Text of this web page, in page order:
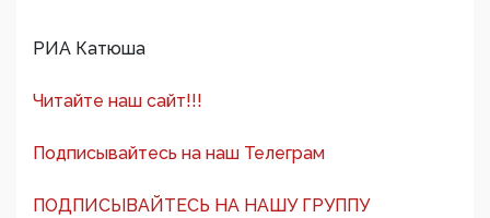
РИА Катюша
Читайте наш сайт!!!
Подписывайтесь на наш Телеграм
ПОДПИСЫВАЙТЕСЬ НА НАШУ ГРУППУ